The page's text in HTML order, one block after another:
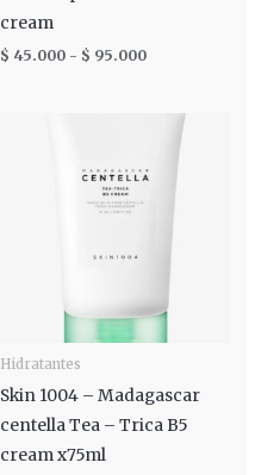
cream
$ 45.000 - $ 95.000
Hidratantes
Skin 1004 – Madagascar
centella Tea – Trica B5
cream x75ml